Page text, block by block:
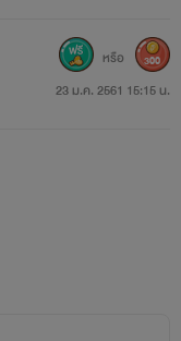
23 ม.ค. 2561 15:15 น.
หรือ 300